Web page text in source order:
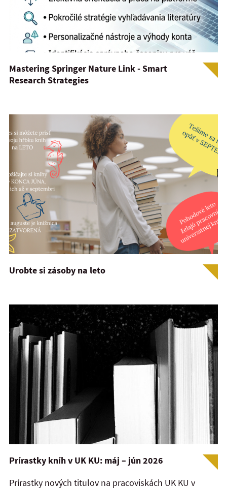
Mastering Springer Nature Link - Smart
Research Strategies
Urobte si zásoby na leto
Prírastky kníh v UK KU: máj – jún 2026
Prírastky nových titulov na pracoviskách UK KU v